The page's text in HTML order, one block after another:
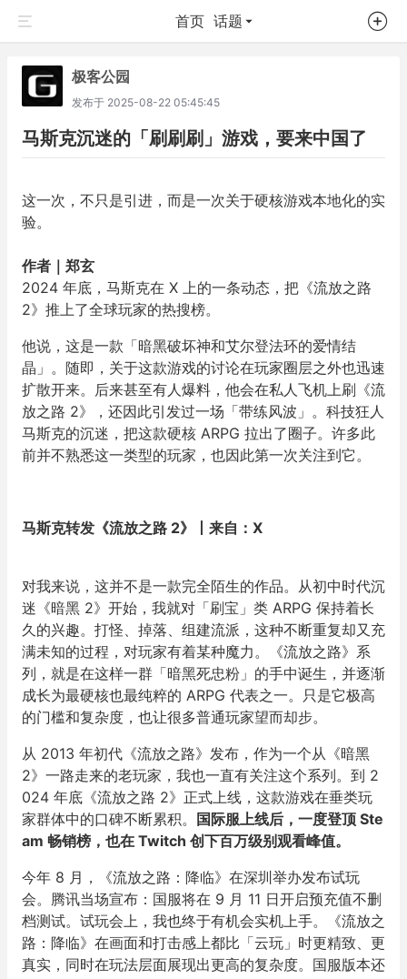
首页 话题
极客公园
发布于 2025-08-22 05:45:45
马斯克沉迷的「刷刷刷」游戏，要来中国了
这一次，不只是引进，而是一次关于硬核游戏本地化的实
验。
作者｜郑玄
2024 年底，马斯克在 X 上的一条动态，把《流放之路
2》推上了全球玩家的热搜榜。
他说，这是一款「暗黑破坏神和艾尔登法环的爱情结
晶」。随即，关于这款游戏的讨论在玩家圈层之外也迅速
扩散开来。后来甚至有人爆料，他会在私人飞机上刷《流
放之路 2》，还因此引发过一场「带练风波」。科技狂人
马斯克的沉迷，把这款硬核 ARPG 拉出了圈子。许多此
前并不熟悉这一类型的玩家，也因此第一次关注到它。
马斯克转发《流放之路 2》丨来自：X
对我来说，这并不是一款完全陌生的作品。从初中时代沉
迷《暗黑 2》开始，我就对「刷宝」类 ARPG 保持着长
久的兴趣。打怪、掉落、组建流派，这种不断重复却又充
满未知的过程，对玩家有着某种魔力。《流放之路》系
列，就是在这样一群「暗黑死忠粉」的手中诞生，并逐渐
成长为最硬核也最纯粹的 ARPG 代表之一。只是它极高
的门槛和复杂度，也让很多普通玩家望而却步。
从 2013 年初代《流放之路》发布，作为一个从《暗黑
2》一路走来的老玩家，我也一直有关注这个系列。到 2
024 年底《流放之路 2》正式上线，这款游戏在垂类玩
家群体中的口碑不断累积。
国际服上线后，一度登顶 Ste
am 畅销榜，也在 Twitch 创下百万级别观看峰值。
今年 8 月，《流放之路：降临》在深圳举办发布试玩
会。腾讯当场宣布：国服将在 9 月 11 日开启预充值不删
档测试。试玩会上，我也终于有机会实机上手。《流放之
路：降临》在画面和打击感上都比「云玩」时更精致、更
真实，同时在玩法层面展现出更高的复杂度。国服版本还